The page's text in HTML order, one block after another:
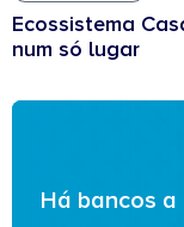
Ecossistema
num só lugar
Há bancos